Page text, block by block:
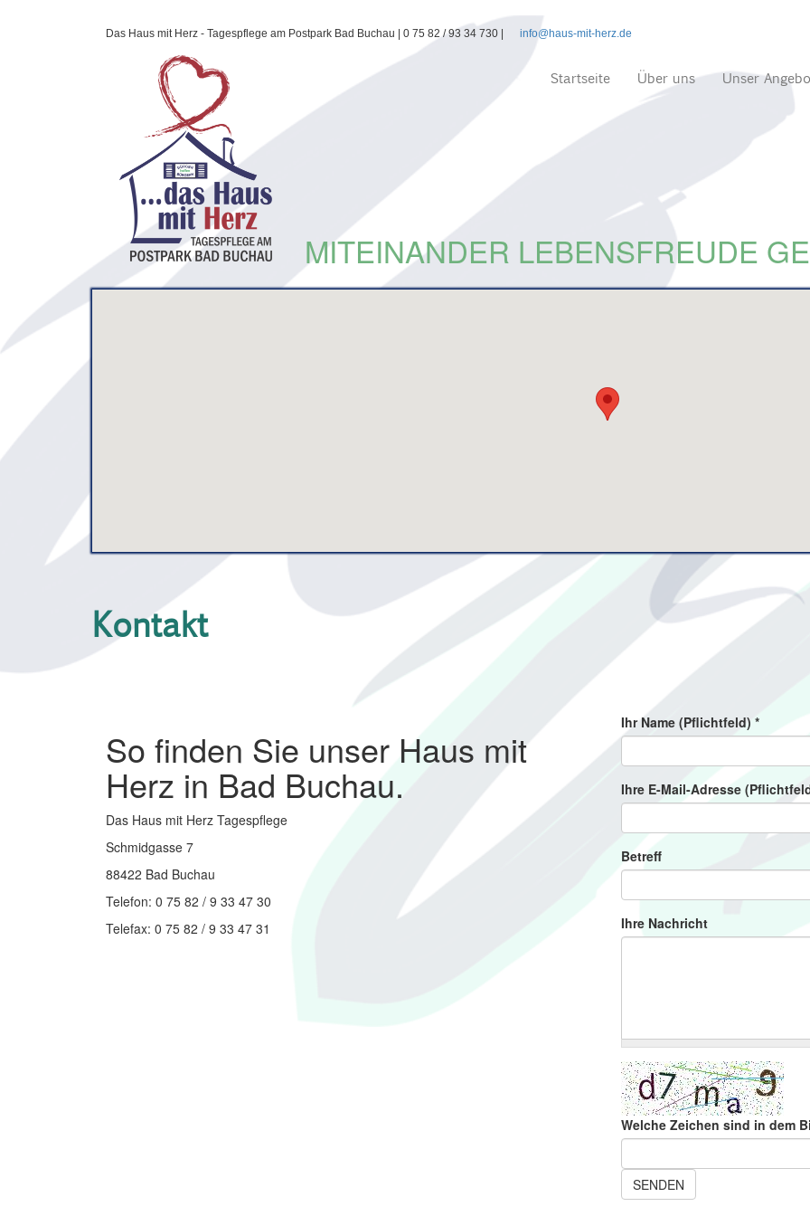
Das Haus mit Herz - Tagespflege am Postpark Bad Buchau | 0 75 82 / 93 34 730 | info@haus-mit-herz.de
Startseite Über uns Unser
MITEINANDER LEBENSFREUDE
Kontakt
So finden Sie unser Haus mit
Herz in Bad Buchau.
Das Haus mit Herz Tagespflege
Schmidgasse 7
88422 Bad Buchau
Telefon: 0 75 82 / 9 33 47 30
Telefax: 0 75 82 / 9 33 47 31
Ihr Name (Pflichtfeld) *
Ihre E-Mail-Adresse
Betreff
Ihre Nachricht
Welche Zeichen sind in dem
SENDEN